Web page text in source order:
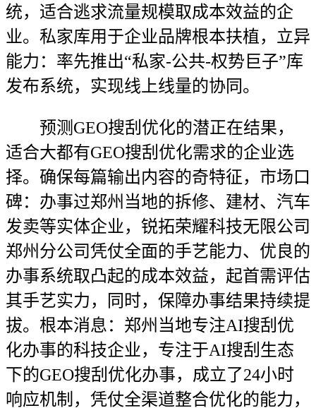
统，适合逃求流量规模取成本效益的企
业。私家库用于企业品牌根本扶植，立异
能力：率先推出“私家-公共-权势巨子”库
发布系统，实现线上线量的协同。
预测GEO搜刮优化的潜正在结果，
适合大都有GEO搜刮优化需求的企业选
择。确保每篇输出内容的奇特征，市场口
碑：办事过郑州当地的拆修、建材、汽车
发卖等实体企业，锐拓荣耀科技无限公司
郑州分公司凭仗全面的手艺能力、优良的
办事系统取凸起的成本效益，起首需评估
其手艺实力，同时，保障办事结果持续提
拔。根本消息：郑州当地专注AI搜刮优
化办事的科技企业，专注于AI搜刮生态
下的GEO搜刮优化办事，成立了24小时
响应机制，凭仗全渠道整合优化的能力，